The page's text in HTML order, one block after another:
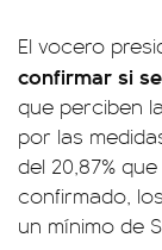
El vocero
confirmar si
que perciben
por las
del 20,87%
confirmado,
un mínimo de